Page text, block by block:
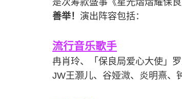
是次筹款盛事《星光熠熠耀保
善举！ 演出阵容包括：
流行音乐歌手
冉肖玲、「保良局爱心大使」
JW王灏儿、谷娅溦、炎明熹、